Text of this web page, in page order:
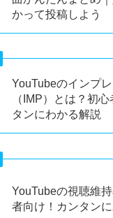
かって投稿しよう
YouTubeのインプ
（IMP）とは？初
タンにわかる解説
YouTubeの視聴維
者向け！カンタン